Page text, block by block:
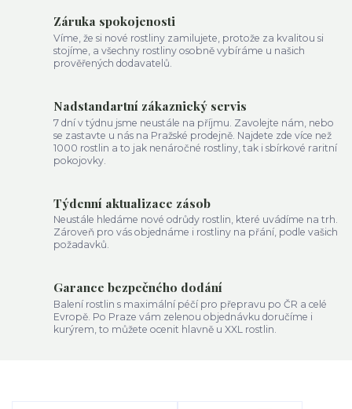
Záruka spokojenosti
Víme, že si nové rostliny zamilujete, protože za kvalitou si
stojíme, a všechny rostliny osobně vybíráme u našich
prověřených dodavatelů.
Nadstandartní zákaznický servis
7 dní v týdnu jsme neustále na příjmu. Zavolejte nám, nebo
se zastavte u nás na Pražské prodejně. Najdete zde více než
1000 rostlin a to jak nenáročné rostliny, tak i sbírkové raritní
pokojovky.
Týdenní aktualizace zásob
Neustále hledáme nové odrůdy rostlin, které uvádíme na trh.
Zároveň pro vás objednáme i rostliny na přání, podle vašich
požadavků.
Garance bezpečného dodání
Balení rostlin s maximální péčí pro přepravu po ČR a celé
Evropě. Po Praze vám zelenou objednávku doručíme i
kurýrem, to můžete ocenit hlavně u XXL rostlin.